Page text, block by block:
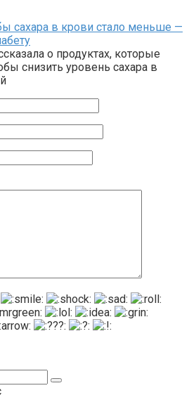
сахара в крови стало меньше —
о продуктах, которые
снизить уровень сахара в